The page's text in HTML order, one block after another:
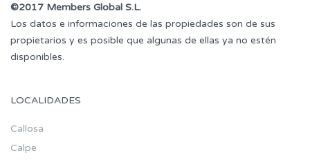
©2017 Members Global S.L.
Los datos e informaciones de las propiedades son de sus
propietarios y es posible que algunas de ellas ya no estén
disponibles.
LOCALIDADES
Callosa
Calpe